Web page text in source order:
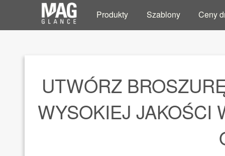
Produkty Szablony Ceny
UTWÓRZ
WYSOKIEJ JAKOŚCI